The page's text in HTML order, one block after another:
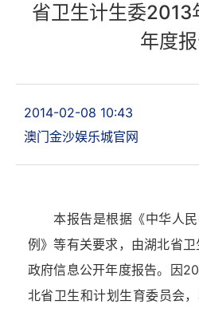
省卫生计生委2013
年度
2014-02-08 10:43
澳门金沙娱乐城官网
本报告是根据《中华人
例》等有关要求，由湖北省
政府信息公开年度报告。因
北省卫生和计划生育委员会